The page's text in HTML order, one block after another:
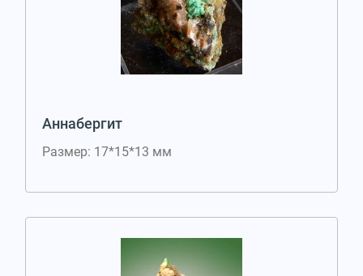
Аннабергит
Размер: 17*15*13 мм